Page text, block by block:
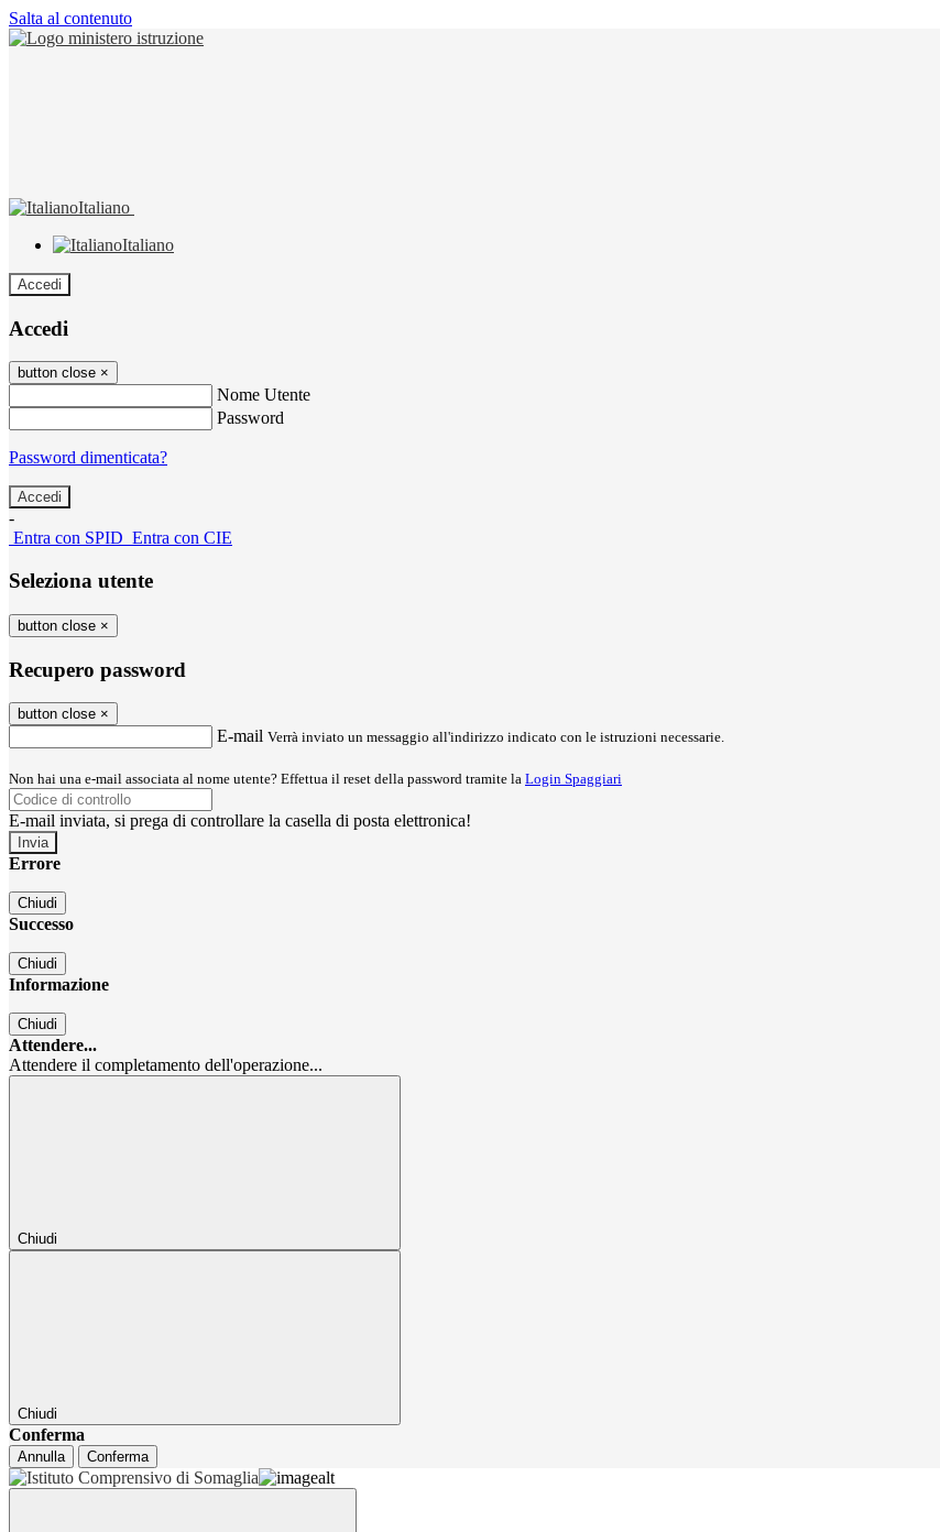
Salta al contenuto
Italiano
Italiano
Accedi
Accedi
button close ×
Nome Utente
Password
Password dimenticata?
-
Entra con SPID Entra con CIE
Seleziona utente
button close ×
Recupero password
button close ×
E-mail Verrà inviato un messaggio all'indirizzo indicato con le istruzioni necessarie.
Non hai una e-mail associata al nome utente? Effettua il reset della password tramite la Login Spaggiari
E-mail inviata, si prega di controllare la casella di posta elettronica!
Errore
Chiudi
Successo
Chiudi
Informazione
Chiudi
Attendere...
Attendere il completamento dell'operazione...
Chiudi
Chiudi
Conferma
Annulla Conferma